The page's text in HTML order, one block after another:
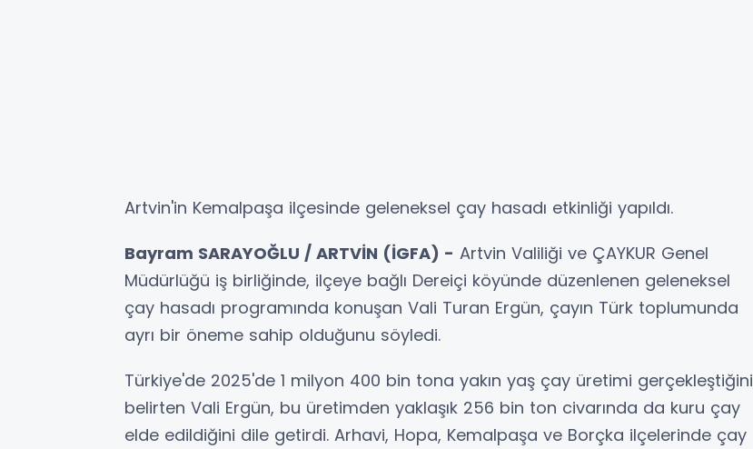
Artvin'in Kemalpaşa ilçesinde geleneksel çay hasadı etkinliği yapıldı.
Bayram SARAYOĞLU / ARTVİN (İGFA) - Artvin Valiliği ve ÇAYKUR Genel
Müdürlüğü iş birliğinde, ilçeye bağlı Dereiçi köyünde düzenlenen geleneksel
çay hasadı programında konuşan Vali Turan Ergün, çayın Türk toplumunda
ayrı bir öneme sahip olduğunu söyledi.
Türkiye'de 2025'de 1 milyon 400 bin tona yakın yaş çay üretimi gerçekleştiğini
belirten Vali Ergün, bu üretimden yaklaşık 256 bin ton civarında da kuru çay
elde edildiğini dile getirdi. Arhavi, Hopa, Kemalpaşa ve Borçka ilçelerinde çay